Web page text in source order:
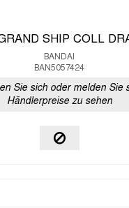
SHIP COLL
BANDAI
BAN5057424
Sie sich oder melden Sie
Händlerpreise zu sehen